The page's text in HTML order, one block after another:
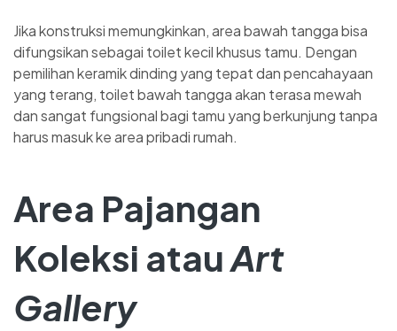
Jika konstruksi memungkinkan, area bawah tangga bisa
difungsikan sebagai toilet kecil khusus tamu. Dengan
pemilihan keramik dinding yang tepat dan pencahayaan
yang terang, toilet bawah tangga akan terasa mewah
dan sangat fungsional bagi tamu yang berkunjung tanpa
harus masuk ke area pribadi rumah.
Area Pajangan
Koleksi atauArt
Gallery